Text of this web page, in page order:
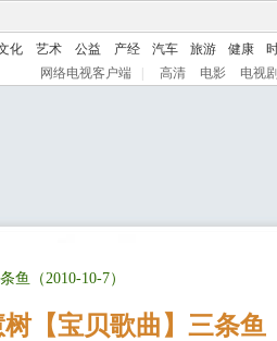
化 艺术 公益 产经 汽车 旅游 健康
网络电视客户端 高清 电影 电视剧
鱼（2010-10-7）
【宝贝歌曲】三条鱼